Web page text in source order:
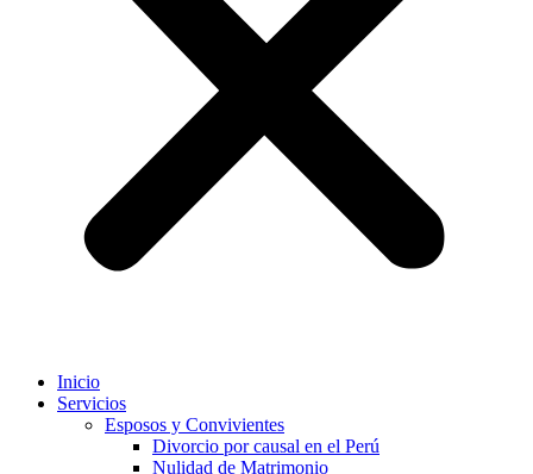
Inicio
Servicios
Esposos y Convivientes
Divorcio por causal en el Perú
Nulidad de Matrimonio